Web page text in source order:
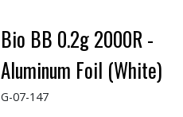
Bio BB 0.2g 2000R -
Aluminum Foil (White)
G-07-147